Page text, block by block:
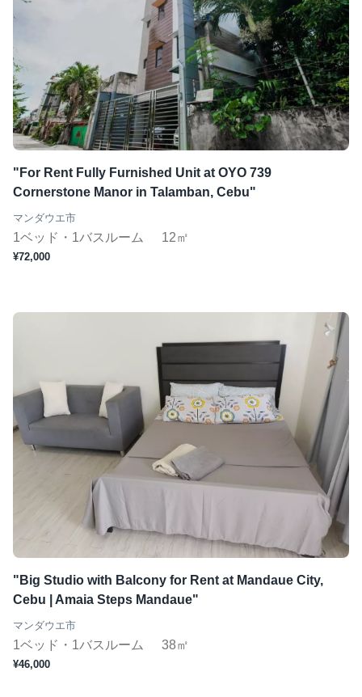
"For Rent Fully Furnished Unit at OYO 739
Cornerstone Manor in Talamban, Cebu"
マンダウエ市
1ベッド・1バスルーム 12㎡
¥72,000
"Big Studio with Balcony for Rent at Mandaue City,
Cebu | Amaia Steps Mandaue"
マンダウエ市
1ベッド・1バスルーム 38㎡
¥46,000